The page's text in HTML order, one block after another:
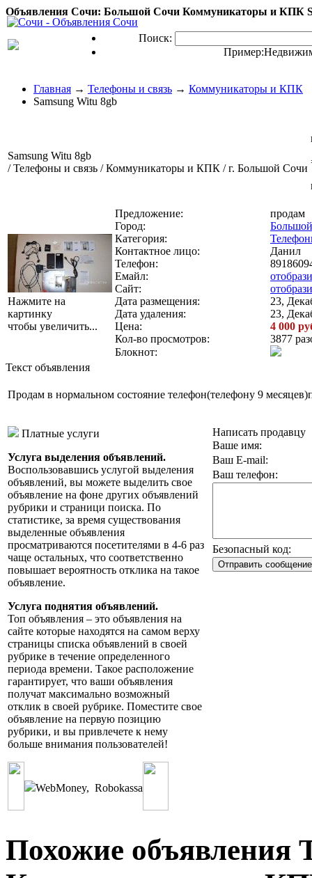
Объявления Сочи: Большой Сочи Коммуникаторы и КПК
Поиск:
Пример:
Главная → Телефоны и связь → Коммуникаторы и КПК
Samsung Witu 8gb
Samsung Witu 8gb
/ Телефоны и связь / Коммуникаторы и КПК / г. Большой Сочи
Нажмите на
картинку
чтобы увеличить...
Предложение:
продам
Город:
Категория:
Контактное лицо:
Данил
Телефон:
Емайл:
Сайт:
Дата размещения:
23,
Дата удаления:
23,
Цена:
4 000
Кол-во просмотров:
3877
Блокнот:
Текст объявления
Продам в нормальном состояние телефон(телефону 9
Платные услуги
Услуга выделения объявлений.
Воспользовавшись услугой выделения
объявлений, вы можете выделить свое
объявление на фоне других объявлений
рубрики и страници поиска. По
статистике, за время существования
выделенные объявления
просматриваются посетителями в 4-6 раз
чаще остальных, что соответственно
повышает вероятность отклика на такое
объявление.
Услуга поднятия объявлений.
Топ объявления – это объявления на
сайте которые находятся на самом верху
страницы списка объявлений в своей
рубрике в течение определенного
периода времени. Такое расположение
гарантирует, что ваши объявления
получат максимально возможный
отклик в своей рубрике. Поместите свое
объявление на первую позицию
рубрики, и вы привлечете к нему
больше внимания пользователей!
WebMoney, Robokassa
Написать продавцу
Ваше имя:
Ваш E-mail:
Ваш телефон:
Безопасный код:
Похожие объявления